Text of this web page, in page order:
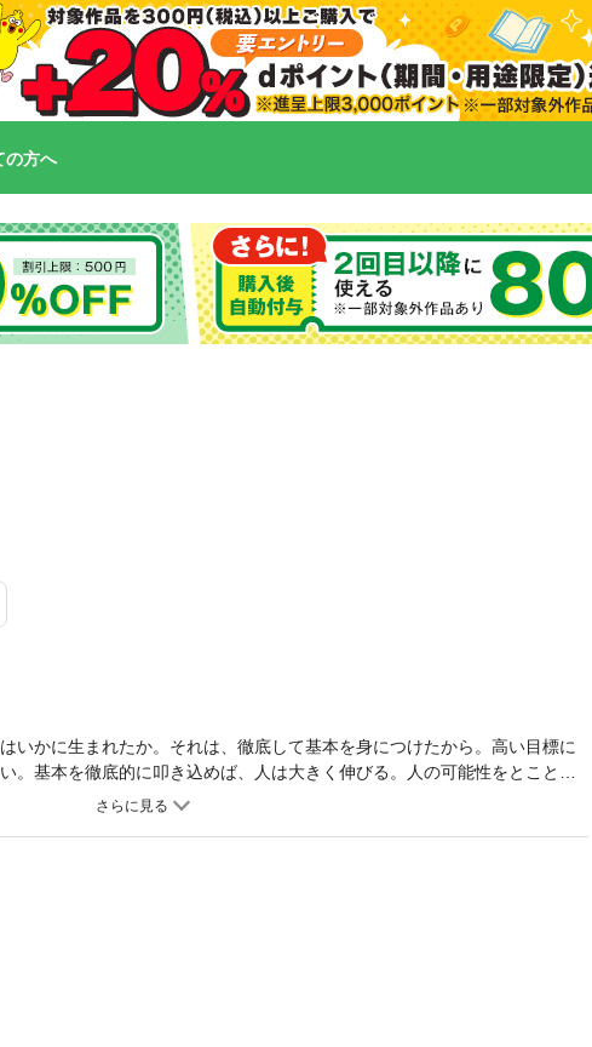
の方へ
いかに生まれたか。それは、徹底して基本を身につけたから。高い目標に
。基本を徹底的に叩き込めば、人は大きく伸びる。人の可能性をとことん
育てたカリスマ体操コーチに学ぶ。